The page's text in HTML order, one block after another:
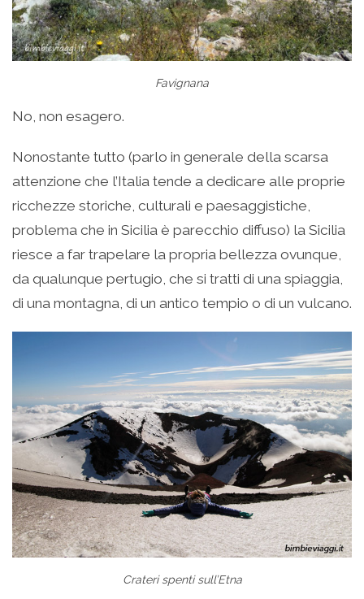
Favignana
No, non esagero.
Nonostante tutto (parlo in generale della scarsa
attenzione che l’Italia tende a dedicare alle proprie
ricchezze storiche, culturali e paesaggistiche,
problema che in Sicilia è parecchio diffuso) la Sicilia
riesce a far trapelare la propria bellezza ovunque,
da qualunque pertugio, che si tratti di una spiaggia,
di una montagna, di un antico tempio o di un vulcano.
Crateri spenti sull’Etna